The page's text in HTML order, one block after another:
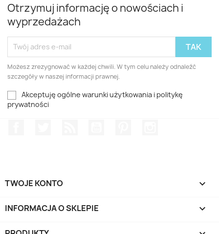
Otrzymuj informację o nowościach i
wyprzedażach
Możesz zrezygnować w każdej chwili. W tym celu należy odnaleźć
szczegóły w naszej informacji prawnej.
Akceptuję ogólne warunki użytkowania i politykę
prywatności
TWOJE KONTO 
INFORMACJA O SKLEPIE keyboard_arrow_down